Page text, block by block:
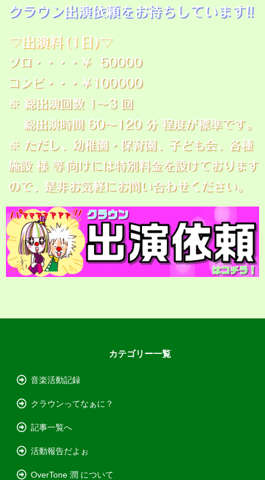
カテゴリー一覧
音楽活動記録
クラウンってなぁに？
記事一覧へ
活動報告だよぉ
OverTone 潤 について